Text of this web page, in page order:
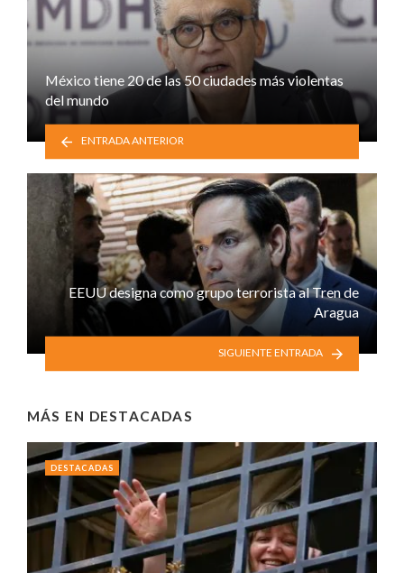
México tiene 20 de las 50 ciudades más violentas
del mundo
ENTRADA ANTERIOR
EEUU designa como grupo terrorista al Tren de
Aragua
SIGUIENTE ENTRADA
MÁS EN DESTACADAS
DESTACADAS